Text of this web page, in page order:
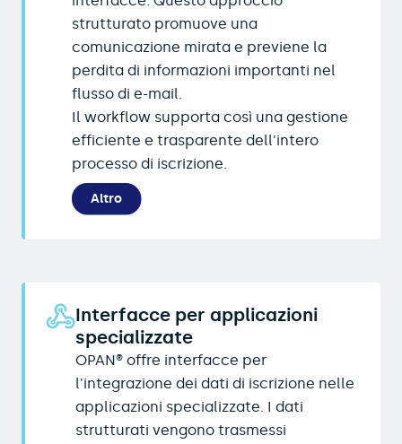
strutturato promuove una
comunicazione mirata e previene la
perdita di informazioni importanti nel
flusso di e-mail.
Il workflow supporta così una gestione
efficiente e trasparente dell'intero
processo di iscrizione.
Altro
Interfacce per applicazioni
specializzate
OPAN® offre interfacce per
l'integrazione dei dati di iscrizione nelle
applicazioni specializzate. I dati
strutturati vengono trasmessi